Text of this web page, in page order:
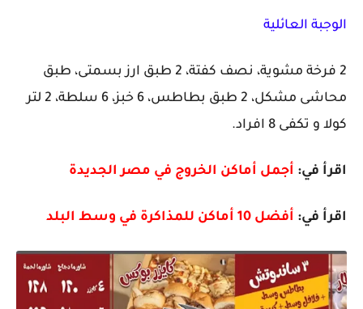
الوجبة العائلية
2 فرخة مشوية، نصف كفتة، 2 طبق ارز بسمتى، طبق
محاشى مشكل، 2 طبق بطاطس، 6 خبز، 6 سلطة، 2 لتر
كولا و تكفى 8 افراد.
اقرأ في: أجمل أماكن الخروج في مصر الجديدة
اقرأ في: أفضل 10 أماكن للمذاكرة في وسط البلد